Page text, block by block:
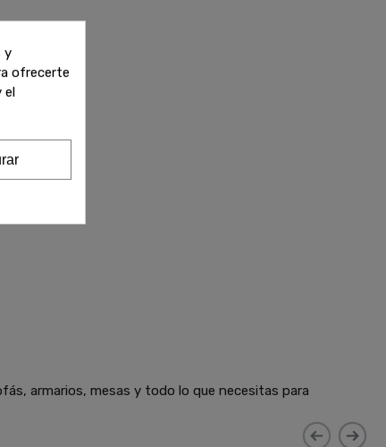
armarios, mesas y todo lo que necesitas para
y
ofrecerte
el